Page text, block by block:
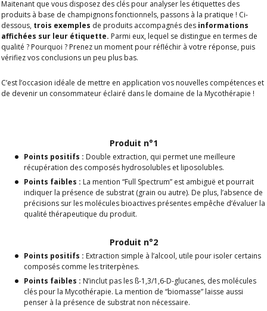
Maitenant que vous disposez des clés pour analyser les étiquettes des
produits à base de champignons fonctionnels, passons à la pratique ! Ci-
dessous, trois exemples de produits accompagnés des informations
affichées sur leur étiquette. Parmi eux, lequel se distingue en termes de
qualité ? Pourquoi ? Prenez un moment pour réfléchir à votre réponse, puis
vérifiez vos conclusions un peu plus bas.
C’est l’occasion idéale de mettre en application vos nouvelles compétences et
de devenir un consommateur éclairé dans le domaine de la Mycothérapie !
Produit n°1
Points positifs : Double extraction, qui permet une meilleure
récupération des composés hydrosolubles et liposolubles.
Points faibles : La mention “Full Spectrum” est ambiguë et pourrait
indiquer la présence de substrat (grain ou autre). De plus, l’absence de
précisions sur les molécules bioactives présentes empêche d’évaluer la
qualité thérapeutique du produit.
Produit n°2
Points positifs : Extraction simple à l’alcool, utile pour isoler certains
composés comme les triterpènes.
Points faibles : N’inclut pas les ß-1,3/1,6-D-glucanes, des molécules
clés pour la Mycothérapie. La mention de “biomasse” laisse aussi
penser à la présence de substrat non nécessaire.